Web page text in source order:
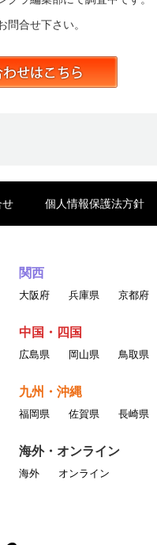
問合せ下さい。
せ 個人情報保護法方針
関西
大阪府 兵庫県 京都府
中国・四国
広島県 岡山県 鳥取県
九州・沖縄
福岡県 佐賀県 長崎県
海外・オンライン
海外 オンライン